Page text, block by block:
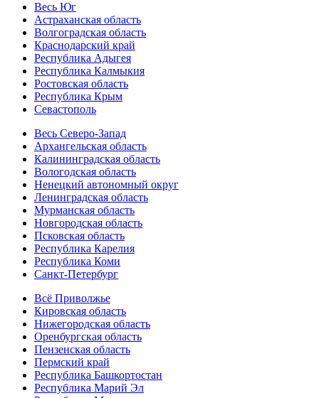
Весь Юг
Астраханская область
Волгоградская область
Краснодарский край
Республика Адыгея
Республика Калмыкия
Ростовская область
Республика Крым
Севастополь
Весь Северо-Запад
Архангельская область
Калининградская область
Вологодская область
Ненецкий автономный округ
Ленинградская область
Мурманская область
Новгородская область
Псковская область
Республика Карелия
Республика Коми
Санкт-Петербург
Всё Приволжье
Кировская область
Нижегородская область
Оренбургская область
Пензенская область
Пермский край
Республика Башкортостан
Республика Марий Эл